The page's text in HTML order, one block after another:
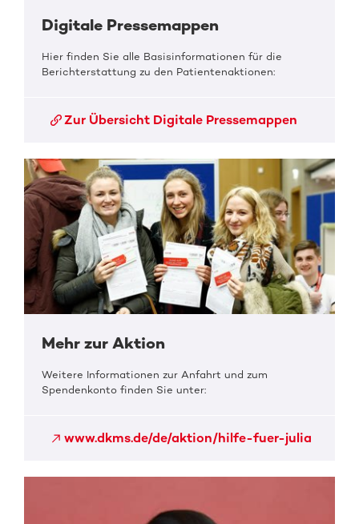
Digitale Pressemappen
Hier finden Sie alle Basisinformationen für die
Berichterstattung zu den Patientenaktionen:
Zur Übersicht Digitale Pressemappen
Mehr zur Aktion
Weitere Informationen zur Anfahrt und zum
Spendenkonto finden Sie unter:
www.dkms.de/de/aktion/hilfe-fuer-julia